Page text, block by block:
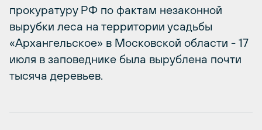
прокуратуру РФ по фактам незаконной
вырубки леса на территории усадьбы
«Архангельское» в Московской области - 17
июля в заповеднике была вырублена почти
тысяча деревьев.